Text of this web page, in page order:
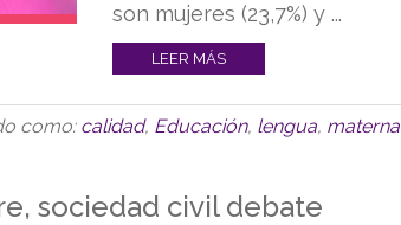
son mujeres (23,7%) y ...
LEER MÁS
como: calidad, Educación, lengua, materna
sociedad civil debate